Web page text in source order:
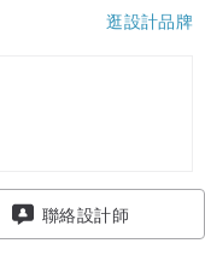
逛設計品牌
聯絡設計師